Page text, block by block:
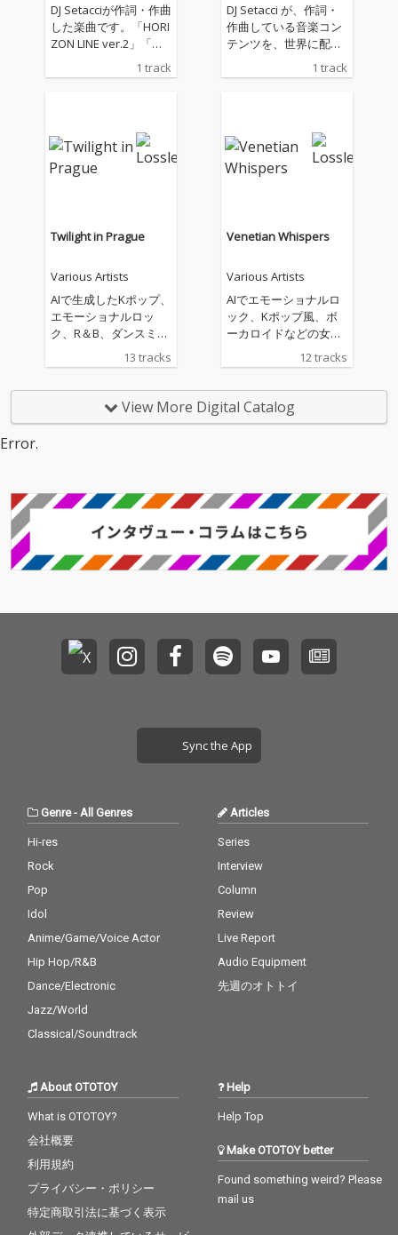
DJ Setacciが作詞・作曲
した楽曲です。「HORI
ZON LINE ver.2」「水
として、配信いたしま
境とともに生きること
の大切さに、想いを込
めて創りました。
1 track
DJ Setacci が、作詞・
作曲している音楽コン
テンツを、世界に配信
しています。主なジャ
ンルは、House、R&
1 track
Twilight in Prague
Various Artists
AIで生成したKポップ、
エモーショナルロッ
ク、R＆B、ダンスミュ
ージックの曲を配信し
ています。私の生成し
入りの曲になることを
願っています。
13 tracks
Venetian Whispers
Various Artists
AIでエモーショナルロ
ック、Kポップ風、ボ
ーカロイドなどの女性
す。基本的に英語で、
きなので幅広く、あな
たの生活の中に溶け込
12 tracks
View More Digital Catalog
Error.
Sync the App
Genre- All Genres
Hi-res
Rock
Pop
Idol
Anime/Game/Voice Actor
Hip Hop/R&B
Dance/Electronic
Jazz/World
Classical/Soundtrack
Articles
Series
Interview
Column
Review
Live Report
Audio Equipment
先週のオトトイ
About OTOTOY
What is OTOTOY?
会社概要
利用規約
プライバシー・ポリシー
特定商取引法に基づく表示
Help
Help Top
Make OTOTOY better
Found something weird? Please
mail us